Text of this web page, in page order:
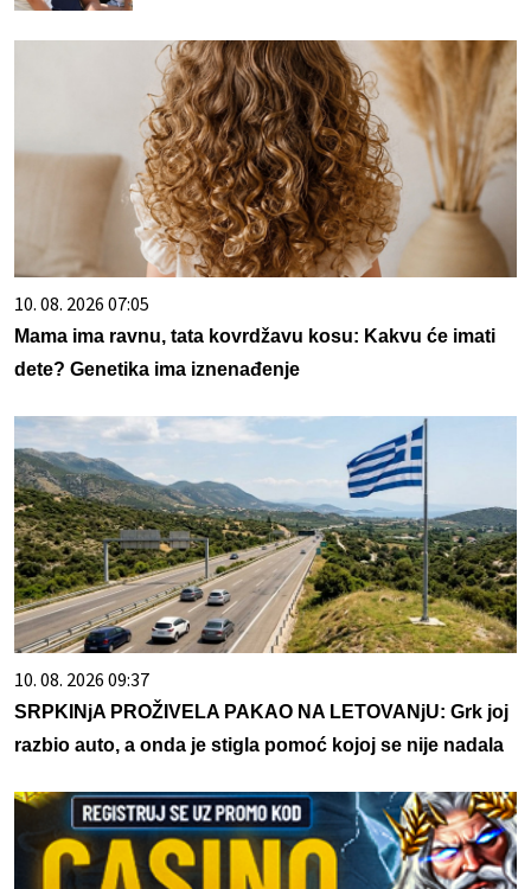
10. 08. 2026 07:05
Mama ima ravnu, tata kovrdžavu kosu: Kakvu će imati
dete? Genetika ima iznenađenje
10. 08. 2026 09:37
SRPKINjA PROŽIVELA PAKAO NA LETOVANjU: Grk joj
razbio auto, a onda je stigla pomoć kojoj se nije nadala